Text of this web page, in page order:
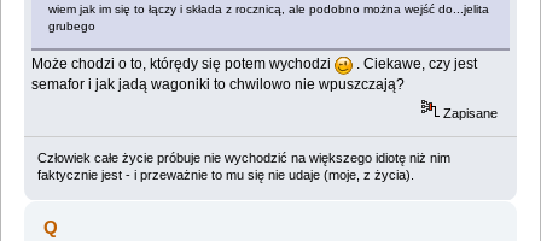
wiem jak im się to łączy i składa z rocznicą, ale podobno można wejść do...jelita
grubego
Może chodzi o to, którędy się potem wychodzi
. Ciekawe, czy jest
semafor i jak jadą wagoniki to chwilowo nie wpuszczają?
Zapisane
Człowiek całe życie próbuje nie wychodzić na większego idiotę niż nim
faktycznie jest - i przeważnie to mu się nie udaje (moje, z życia).
Q